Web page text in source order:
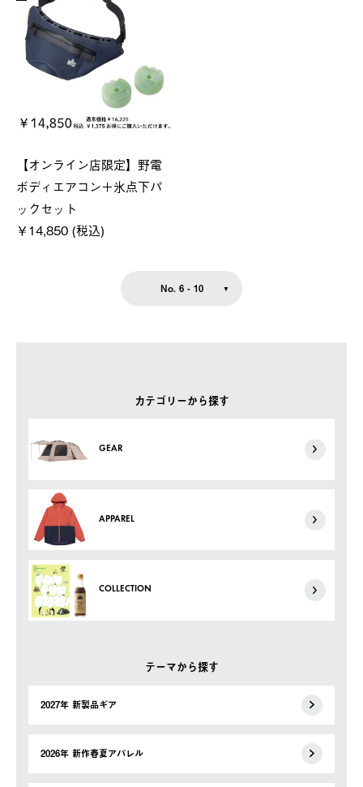
カテゴリーから探す
GEAR
APPAREL
COLLECTION
テーマから探す
2027年 新製品ギア
2026年 新作春夏アパレル
【オンライン店限定】野電
ボディエアコン＋氷点下パ
ックセット
￥14,850 (税込)
No. 6 - 10